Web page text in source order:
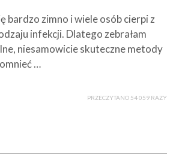
bardzo zimno i wiele osób cierpi z
infekcji. Dlatego zebrałam
niesamowicie skuteczne metody
…
PRZECZYTANO 54 059 RAZY